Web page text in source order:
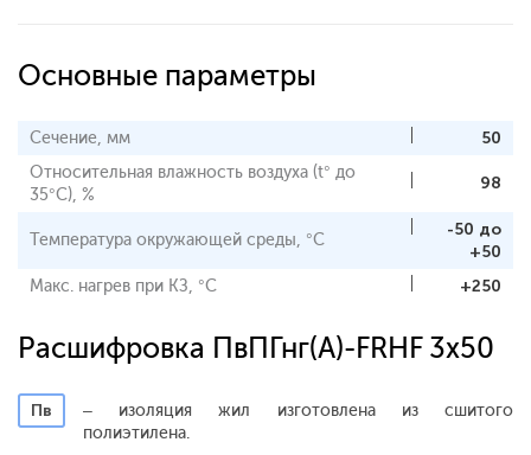
Основные параметры
Сечение, мм
50
Относительная влажность воздуха (t° до
35°С), %
98
Температура окружающей среды, °С
-50 до
+50
Макс. нагрев при КЗ, °С
+250
Расшифровка ПвПГнг(A)-FRHF 3x50
Пв
– изоляция жил изготовлена из сшитого
полиэтилена.